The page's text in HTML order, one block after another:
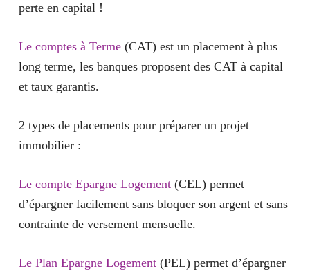
perte en capital !
Le comptes à Terme(CAT) est un placement à plus
long terme, les banques proposent des CAT à capital
et taux garantis.
2 types de placements pour préparer un projet
immobilier :
Le compte Epargne Logement(CEL) permet
d’épargner facilement sans bloquer son argent et sans
contrainte de versement mensuelle.
Le Plan Epargne Logement(PEL) permet d’épargner